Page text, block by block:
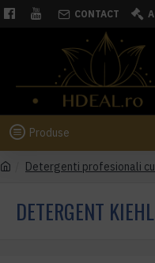
CONTACT
Produse
Detergenti profesionali
DETERGENT